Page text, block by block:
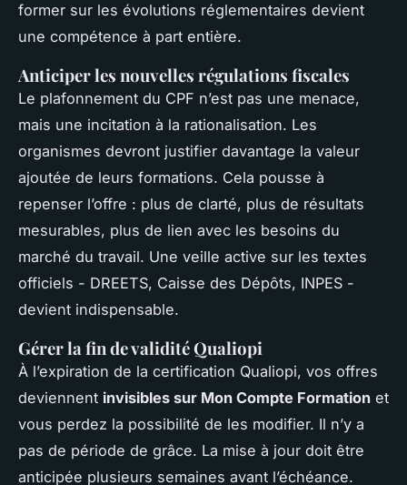
former sur les évolutions réglementaires devient
une compétence à part entière.
Anticiper les nouvelles régulations fiscales
Le plafonnement du CPF n’est pas une menace,
mais une incitation à la rationalisation. Les
organismes devront justifier davantage la valeur
ajoutée de leurs formations. Cela pousse à
repenser l’offre : plus de clarté, plus de résultats
mesurables, plus de lien avec les besoins du
marché du travail. Une veille active sur les textes
officiels - DREETS, Caisse des Dépôts, INPES -
devient indispensable.
Gérer la fin de validité Qualiopi
À l’expiration de la certification Qualiopi, vos offres
deviennent invisibles sur Mon Compte Formation et
vous perdez la possibilité de les modifier. Il n’y a
pas de période de grâce. La mise à jour doit être
anticipée plusieurs semaines avant l’échéance.